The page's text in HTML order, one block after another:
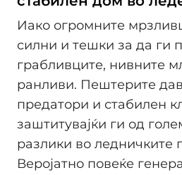
Иако огромните
силни и тешки за да ги
грабливците, нивните
ранливи. Пештерите
предатори и стабилен
заштитувајќи ги од
разлики во ледничките
Веројатно повеќе